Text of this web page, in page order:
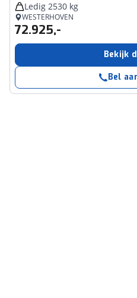
Ledig 2530 kg
WESTERHOVEN
72.925,-
Bekijk
Bel